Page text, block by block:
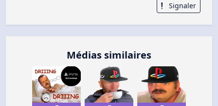
Signaler
Médias similaires